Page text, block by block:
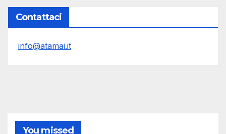
Contattaci
info@atamai.it
You missed